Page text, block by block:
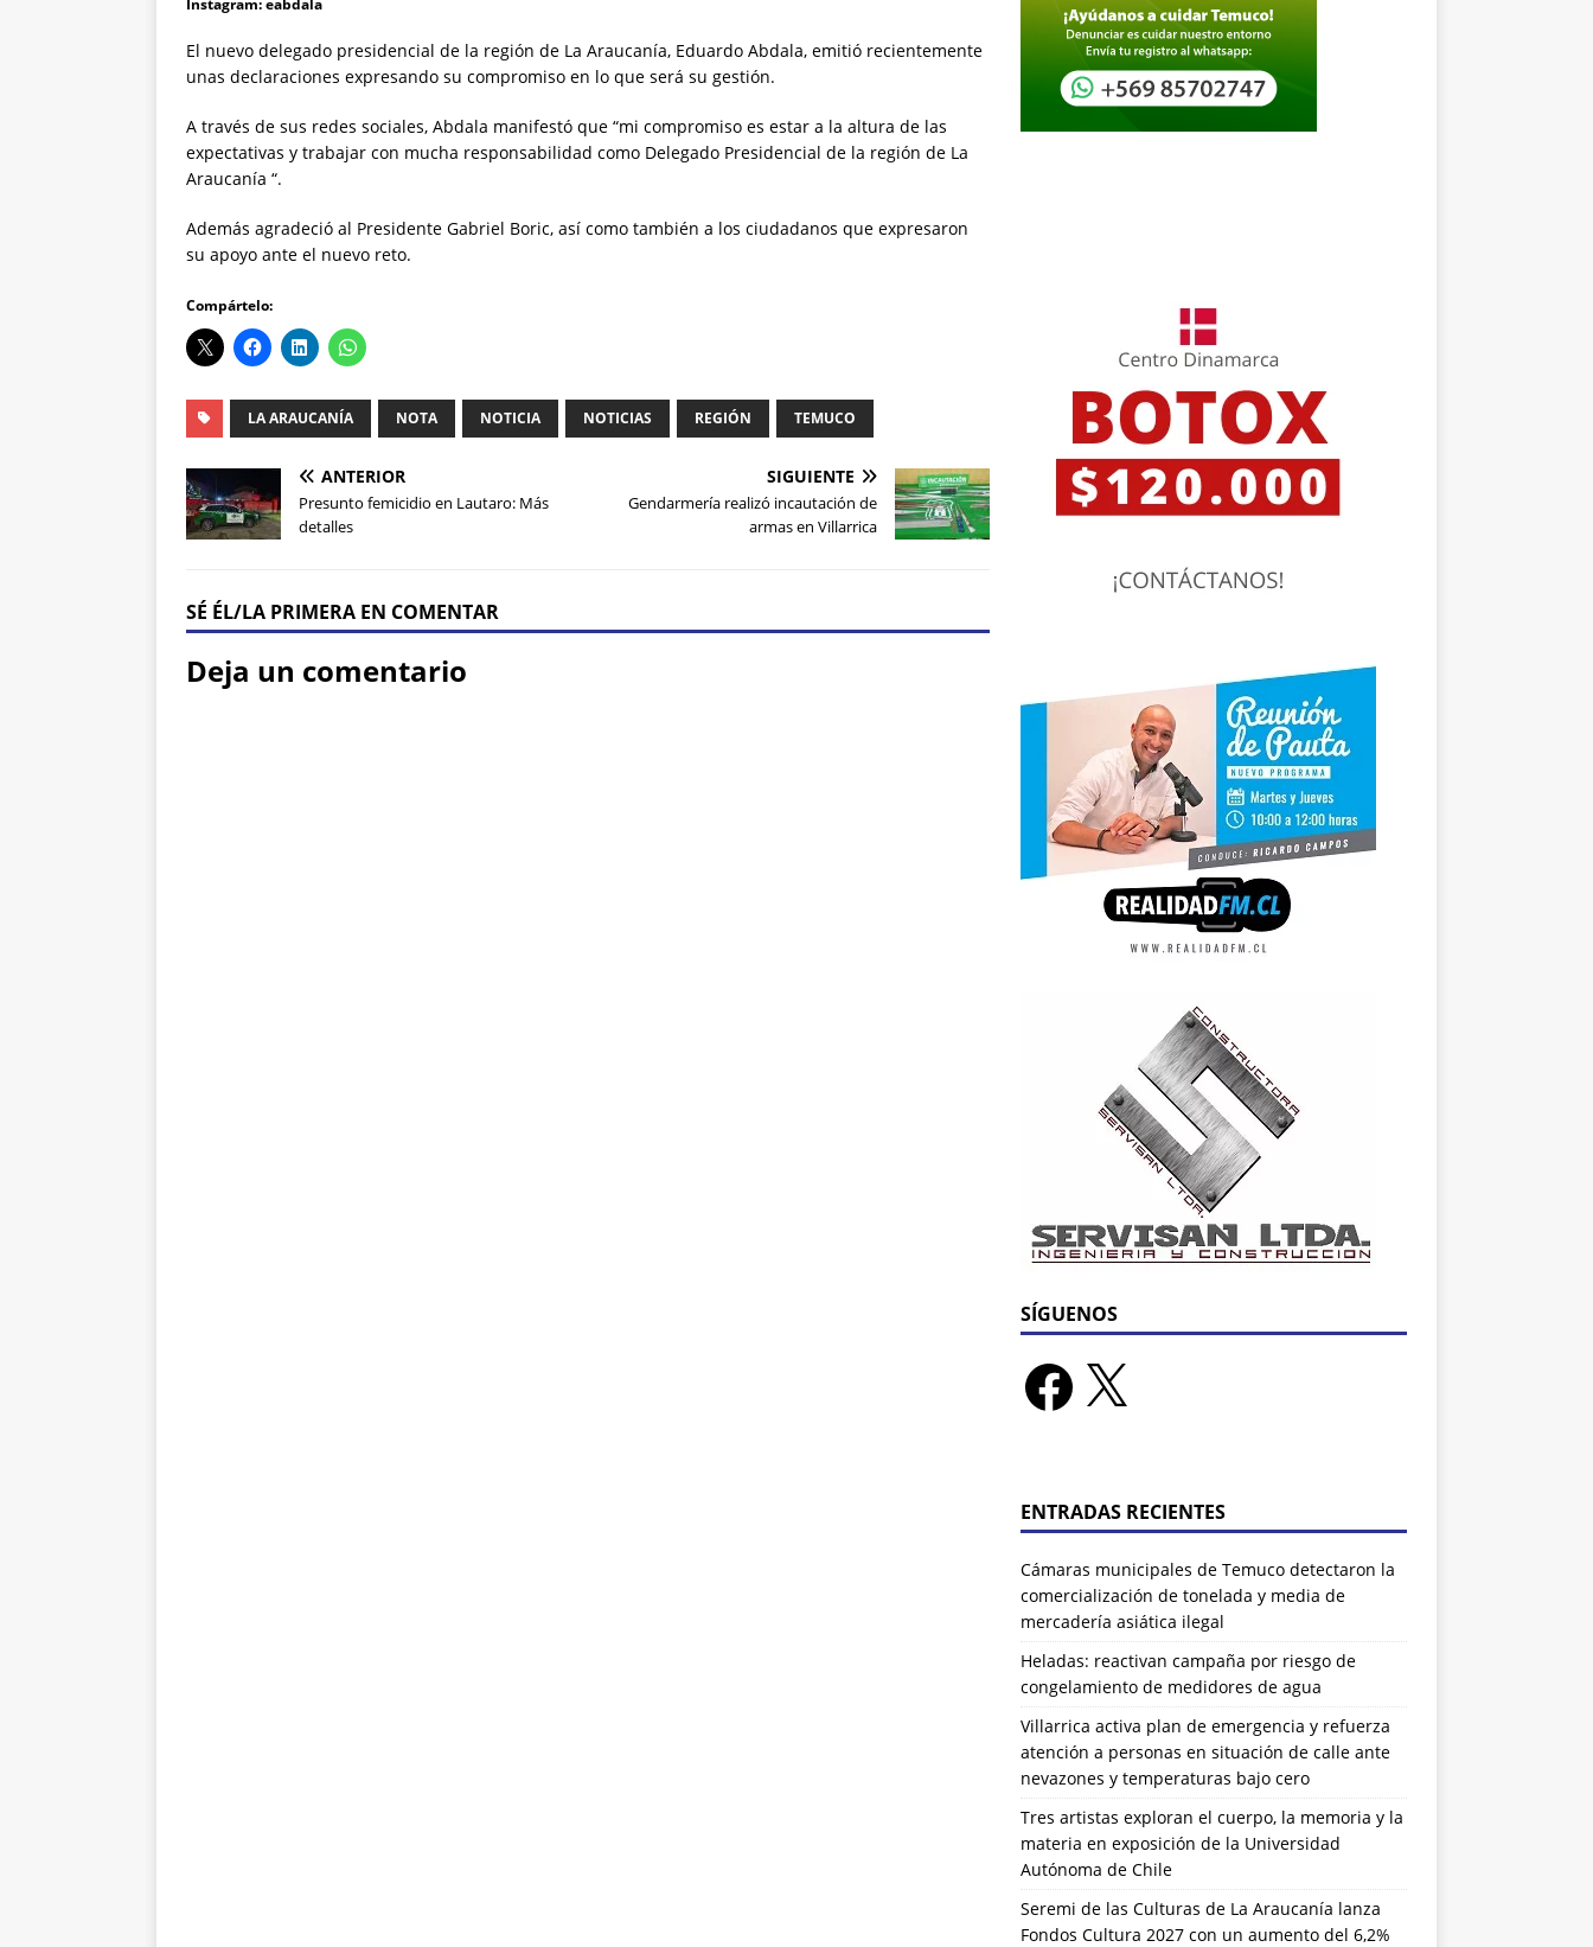
Instagram: eabdala
El nuevo delegado presidencial de la región de La Araucanía, Eduardo Abdala, emitió recientemente
unas declaraciones expresando su compromiso en lo que será su gestión.
A través de sus redes sociales, Abdala manifestó que “mi compromiso es estar a la altura de las
expectativas y trabajar con mucha responsabilidad como Delegado Presidencial de la región de La
Araucanía “.
Además agradeció al Presidente Gabriel Boric, así como también a los ciudadanos que expresaron
su apoyo ante el nuevo reto.
Compártelo:
LA ARAUCANÍA NOTA NOTICIA NOTICIAS REGIÓN TEMUCO
ANTERIOR
Presunto femicidio en Lautaro: Más
detalles
SIGUIENTE
Gendarmería realizó incautación de
armas en Villarrica
SÉ ÉL/LA PRIMERA EN COMENTAR
Deja un comentario
SÍGUENOS
ENTRADAS RECIENTES
Cámaras municipales de Temuco detectaron la
comercialización de tonelada y media de
mercadería asiática ilegal
Heladas: reactivan campaña por riesgo de
congelamiento de medidores de agua
Villarrica activa plan de emergencia y refuerza
atención a personas en situación de calle ante
nevazones y temperaturas bajo cero
Tres artistas exploran el cuerpo, la memoria y la
materia en exposición de la Universidad
Autónoma de Chile
Seremi de las Culturas de La Araucanía lanza
Fondos Cultura 2027 con un aumento del 6,2%